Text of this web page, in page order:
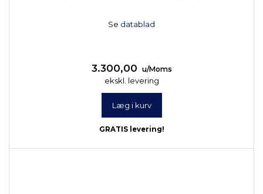
Se datablad
3.300,00 u/Moms
ekskl. levering
Læg i kurv
GRATIS levering!